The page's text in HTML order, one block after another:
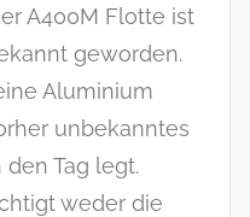
A400M Flotte ist
geworden.
Aluminium
unbekanntes
Tag legt.
weder die